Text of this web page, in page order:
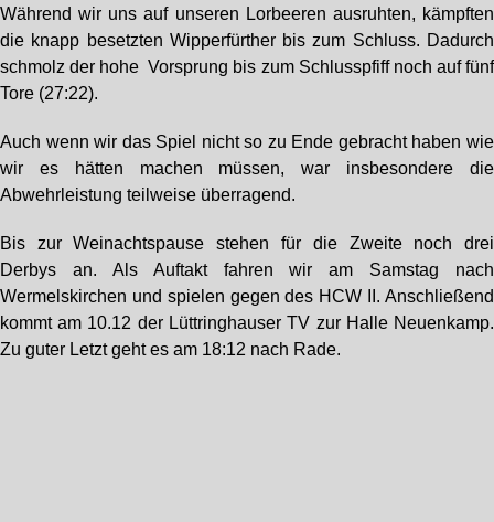
Während wir uns auf unseren Lorbeeren ausruhten, kämpften
die knapp besetzten Wipperfürther bis zum Schluss. Dadurch
schmolz der hohe Vorsprung bis zum Schlusspfiff noch auf fünf
Tore (27:22).
Auch wenn wir das Spiel nicht so zu Ende gebracht haben wie
wir es hätten machen müssen, war insbesondere die
Abwehrleistung teilweise überragend.
Bis zur Weinachtspause stehen für die Zweite noch drei
Derbys an. Als Auftakt fahren wir am Samstag nach
Wermelskirchen und spielen gegen des HCW II. Anschließend
kommt am 10.12 der Lüttringhauser TV zur Halle Neuenkamp.
Zu guter Letzt geht es am 18:12 nach Rade.